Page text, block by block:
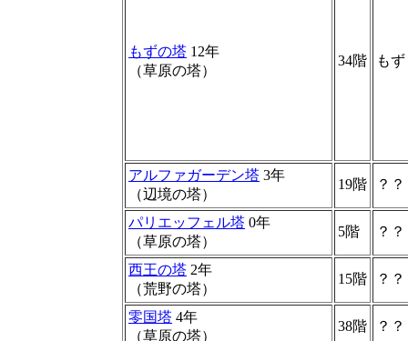
もずの塔 12年
（草原の塔）
34階 もず
アルファガーデン塔 3年
（辺境の塔）
19階 ？
パリエッフェル塔 0年
（草原の塔）
5階 ？
西王の塔 2年
（荒野の塔）
15階 ？
零国塔 4年
（草原の塔）
38階 ？